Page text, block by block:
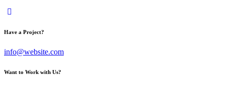
Have a Project?
info@website.com
Want to Work with Us?